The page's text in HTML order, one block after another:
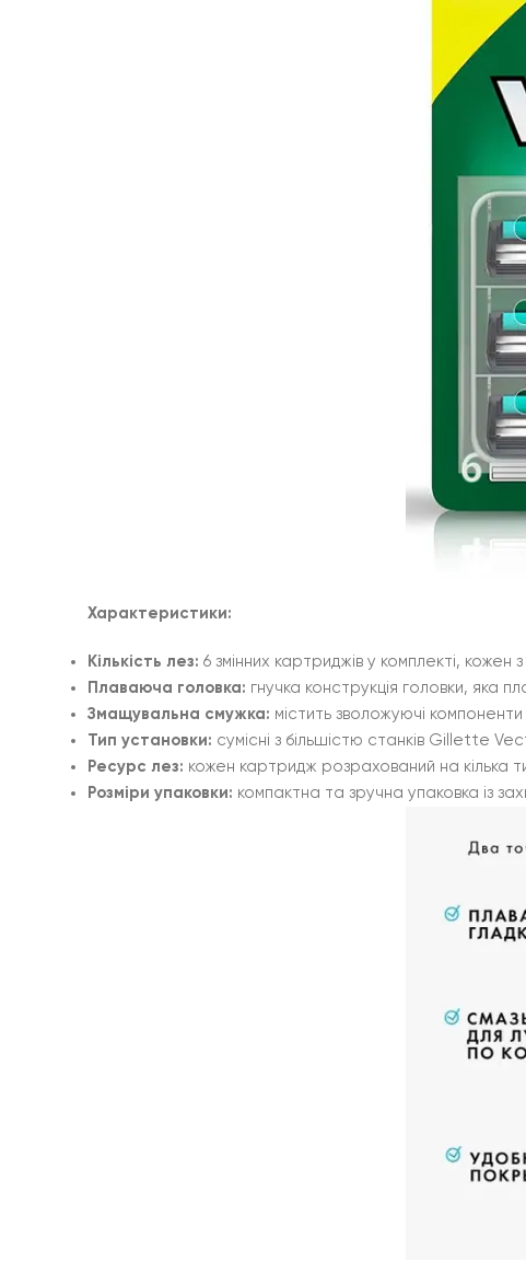
Характеристики:
Кількість лез: 6 змінних картриджів у комплекті,
Плаваюча головка: гнучка конструкція головки, яка
Змащувальна смужка: містить зволожуючі
Тип установки: сумісні з більшістю станків Gillette
Ресурс лез: кожен картридж розрахований на кілька
Розміри упаковки: компактна та зручна упаковка із